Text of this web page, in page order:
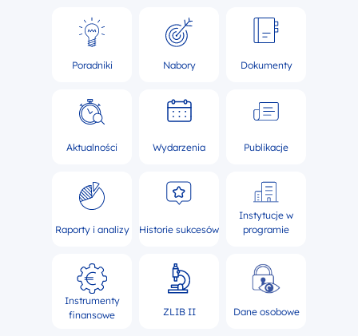
Poradniki Nabory Dokumenty
Aktualności Wydarzenia Publikacje
Raporty i analizy Historie sukcesów
Instytucje w
programie
Instrumenty
finansowe
ZLIB II Dane osobowe